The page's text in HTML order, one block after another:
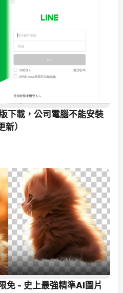
下載，公司電腦不能安裝
）
- 史上最強精準AI圖片